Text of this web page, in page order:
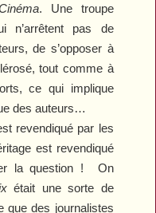
. Une troupe
n’arrêtent pas de
de s’opposer à
tout comme à
ce qui implique
des auteurs…
revendiqué par les
est revendiqué
la question ! On
était une sorte de
que des journalistes